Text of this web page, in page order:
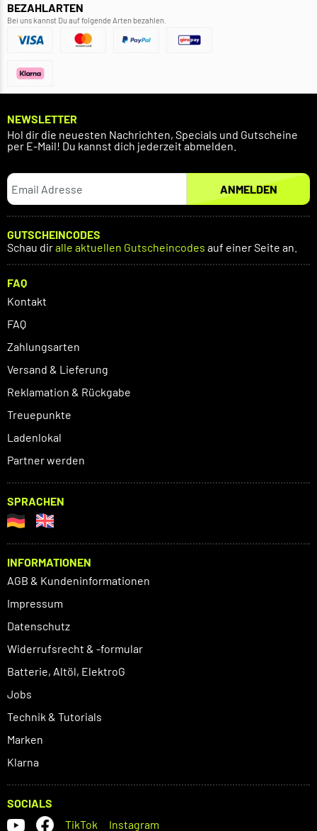
BEZAHLARTEN
Bei uns kannst Du auf folgende Arten bezahlen.
NEWSLETTER
Hol dir die neuesten Nachrichten, Specials und Gutscheine
per E-Mail! Du kannst dich jederzeit abmelden.
ANMELDEN
GUTSCHEINCODES
Schau diralle aktuellen Gutscheincodes auf einer Seite an.
FAQ
Kontakt
FAQ
Zahlungsarten
Versand & Lieferung
Reklamation & Rückgabe
Treuepunkte
Ladenlokal
Partner werden
SPRACHEN
INFORMATIONEN
AGB & Kundeninformationen
Impressum
Datenschutz
Widerrufsrecht & -formular
Batterie, Altöl, ElektroG
Jobs
Technik & Tutorials
Marken
Klarna
SOCIALS
TikTok
Instagram